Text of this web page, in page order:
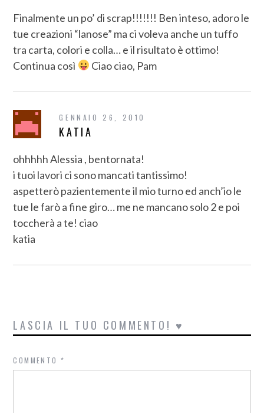
Finalmente un po’ di scrap!!!!!!! Ben inteso, adoro le
tue creazioni “lanose” ma ci voleva anche un tuffo
tra carta, colori e colla… e il risultato è ottimo!
Continua così
Ciao ciao, Pam
GENNAIO 26, 2010
KATIA
ohhhhh Alessia , bentornata!
i tuoi lavori ci sono mancati tantissimo!
aspetterò pazientemente il mio turno ed anch’io le
tue le farò a fine giro… me ne mancano solo 2 e poi
toccherà a te! ciao
katia
LASCIA IL TUO COMMENTO! ♥
COMMENTO*